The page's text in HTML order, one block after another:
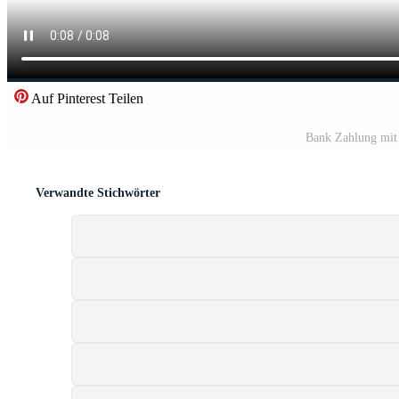
Auf Pinterest Teilen
Bank Zahlung
Verwandte Stichwörter